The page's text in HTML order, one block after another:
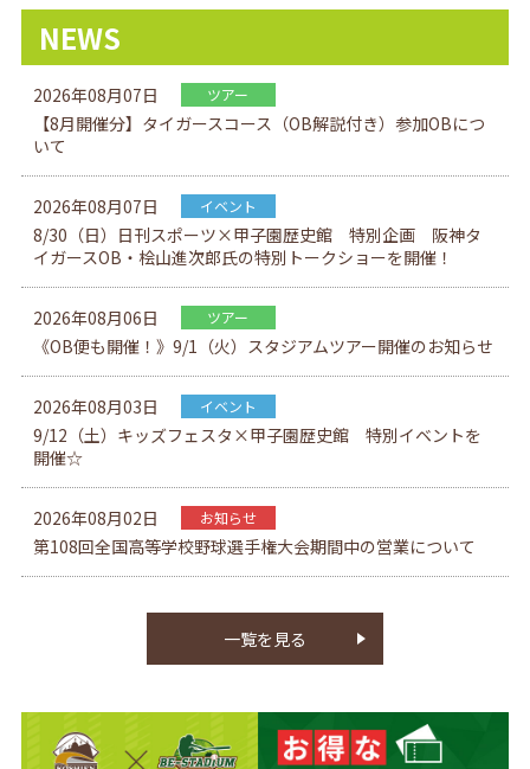
NEWS
2026年08月07日 ツアー
【8月開催分】タイガースコース（OB解説付き）参加OBにつ
いて
2026年08月07日 イベント
8/30（日）日刊スポーツ×甲子園歴史館 特別企画 阪神タ
イガースOB・桧山進次郎氏の特別トークショーを開催！
2026年08月06日 ツアー
《OB便も開催！》9/1（火）スタジアムツアー開催のお知らせ
2026年08月03日 イベント
9/12（土）キッズフェスタ×甲子園歴史館 特別イベントを
開催☆
2026年08月02日 お知らせ
第108回全国高等学校野球選手権大会期間中の営業について
一覧を見る